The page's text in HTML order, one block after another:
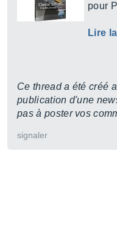
pour
Lire
Ce thread a été créé
publication d'une
pas à poster vos
signaler